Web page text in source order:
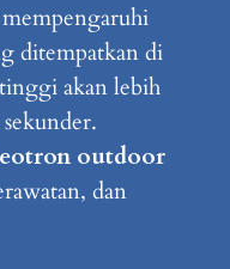
ditempatkan di
akan lebih
outdoor
dan